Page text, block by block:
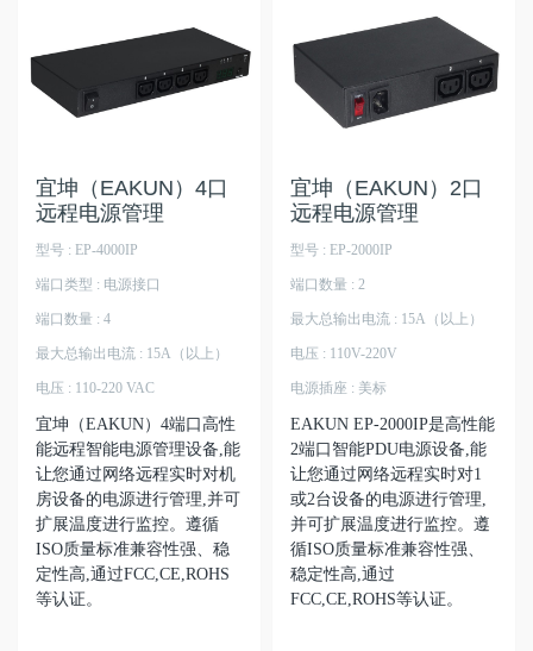
宜坤（EAKUN）4口
远程电源管理
型号 : EP-4000IP
端口类型 : 电源接口
端口数量 : 4
最大总输出电流 : 15A（以上）
电压 : 110-220 VAC
宜坤（EAKUN）4端口高性
能远程智能电源管理设备,能
让您通过网络远程实时对机
房设备的电源进行管理,并可
扩展温度进行监控。遵循
ISO质量标准兼容性强、稳
定性高,通过FCC,CE,ROHS
等认证。
宜坤（EAKUN）2口
远程电源管理
型号 : EP-2000IP
端口数量 : 2
最大总输出电流 : 15A（以上）
电压 : 110V-220V
电源插座 : 美标
EAKUN EP-2000IP是高性能
2端口智能PDU电源设备,能
让您通过网络远程实时对1
或2台设备的电源进行管理,
并可扩展温度进行监控。遵
循ISO质量标准兼容性强、
稳定性高,通过
FCC,CE,ROHS等认证。